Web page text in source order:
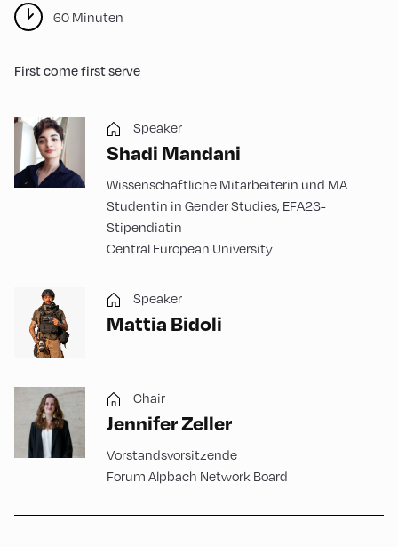
60 Minuten
First come first serve
Speaker
Shadi Mandani
Wissenschaftliche Mitarbeiterin und MA
Studentin in Gender Studies, EFA23-
Stipendiatin
Central European University
Speaker
Mattia Bidoli
Chair
Jennifer Zeller
Vorstandsvorsitzende
Forum Alpbach Network Board